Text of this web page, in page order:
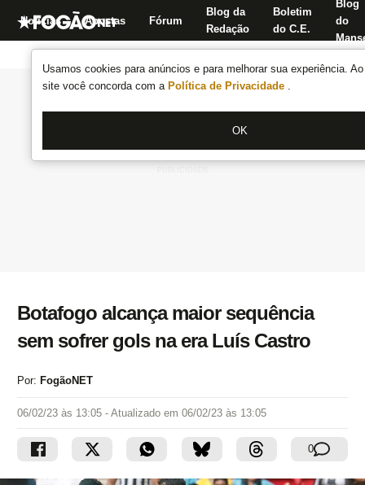
Usamos cookies para anúncios e para melhorar sua experiência.
site você concorda com a Política de Privacidade .
OK
Notícias Apostas Fórum
Blog da
Redação
Boletim
do C.E.
Blog
do
Botafogo alcança maior sequência
sem sofrer gols na era Luís Castro
Por: FogãoNET
06/02/23 às 13:05 - Atualizado em 06/02/23 às 13:05
0